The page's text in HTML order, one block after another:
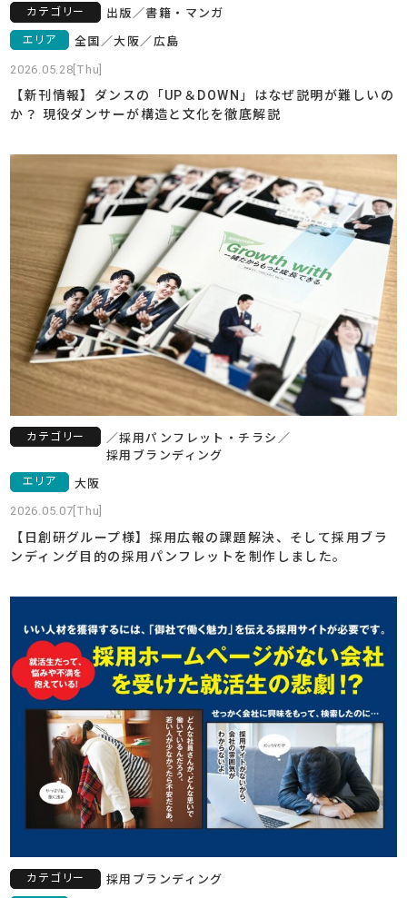
カテゴリー 出版 ／書籍・マンガ
エリア 全国 ／大阪／ 広島
2026.05.28[Thu]
【新刊情報】ダンスの「UP＆DOWN」はなぜ説明が難しいの
か？ 現役ダンサーが構造と文化を徹底解説
カテゴリー ／採用パンフレット・チラシ ／
採用ブランディング
エリア 大阪
2026.05.07[Thu]
【日創研グループ様】採用広報の課題解決、そして採用ブラ
ンディング目的の採用パンフレットを制作しました。
カテゴリー 採用ブランディング